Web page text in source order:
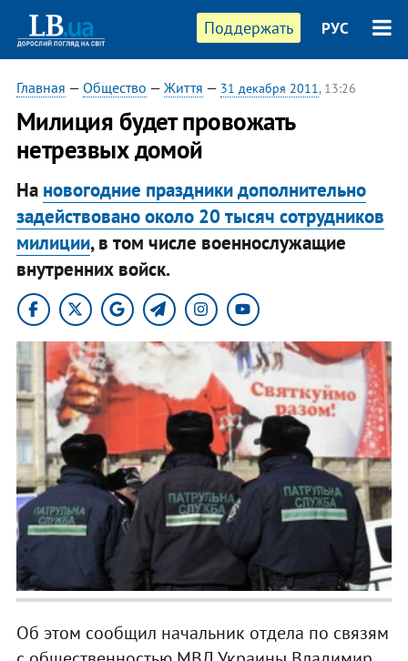
Поддержать РУС
Главная — Общество — Життя — 31 декабря 2011, 13:26
​Милиция будет провожать
нетрезвых домой
На новогодние праздники дополнительно
задействовано около 20 тысяч сотрудников
милиции, в том числе военнослужащие
внутренних войск.
Об этом сообщил начальник отдела по связям